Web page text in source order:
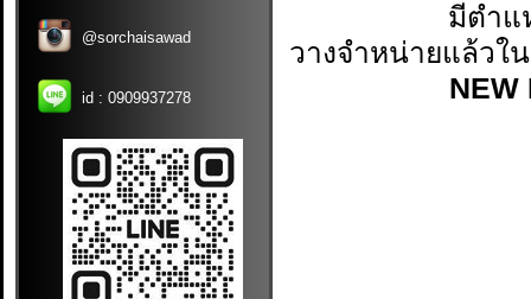
@sorchaisawad
id : 0909937278
มีตำแ
วางจำหน่ายแล้วใ
NEW